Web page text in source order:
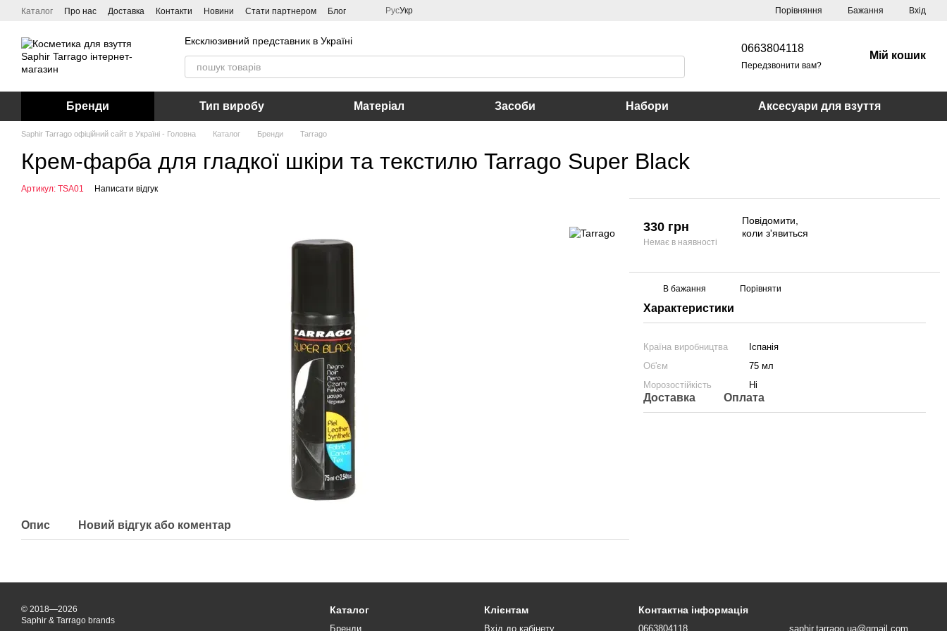
Перейти до основного контенту
Каталог Про нас Доставка Контакти Новини Стати партнером Блог РусУкр Порівняння Бажання Вхід
Ексклюзивний представник в Україні
0663804118
Передзвонити вам?
Мій кошик
Бренди Тип виробу Матеріал Засоби Набори Аксесуари для взуття
Saphir Tarrago офіційний сайт в Україні - Головна Каталог Бренди Tarrago
Крем-фарба для гладкої шкіри та текстилю Tarrago Super Black
Артикул: TSA01 Написати відгук
Опис Новий відгук або коментар
330 грн
Немає в наявності
Повідомити,
коли з'явиться
В бажання Порівняти
Характеристики
Країна виробництва
Іспанія
Об'єм
75 мл
Морозостійкість
Ні
Доставка Оплата
© 2018—2026
Saphir & Tarrago brands
Каталог
Бренди
Клієнтам
Вхід до кабінету
Контактна інформація
0663804118 saphir.tarrago.ua@gmail.com